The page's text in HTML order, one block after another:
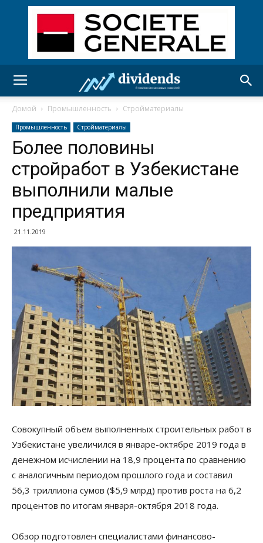
Домой Промышленность Стройматериалы
Промышленность Стройматериалы
Более половины
стройработ в Узбекистане
выполнили малые
предприятия
21.11.2019
Совокупный объем выполненных строительных работ в
Узбекистане увеличился в январе-октябре 2019 года в
денежном исчислении на 18,9 процента по сравнению
с аналогичным периодом прошлого года и составил
56,3 триллиона сумов ($5,9 млрд) против роста на 6,2
процентов по итогам января-октября 2018 года.
Обзор подготовлен специалистами финансово-